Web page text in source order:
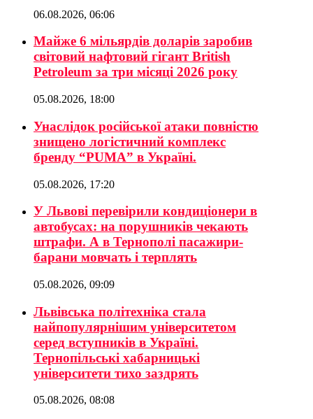
06.08.2026, 06:06
Майже 6 мільярдів доларів заробив
світовий нафтовий гігант British
Petroleum за три місяці 2026 року
05.08.2026, 18:00
Унаслідок російської атаки повністю
знищено логістичний комплекс
бренду “PUMA” в Україні.
05.08.2026, 17:20
У Львові перевірили кондиціонери в
автобусах: на порушників чекають
штрафи. А в Тернополі пасажири-
барани мовчать і терплять
05.08.2026, 09:09
Львівська політехніка стала
найпопулярнішим університетом
серед вступників в Україні.
Тернопільські хабарницькі
університети тихо заздрять
05.08.2026, 08:08